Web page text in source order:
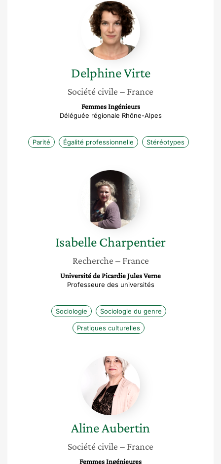
Delphine
Virte
DelphineVirte
Société civile – France
Femmes Ingénieurs
Déléguée régionale Rhône-Alpes
Parité Égalité professionnelle Stéréotypes
Isabelle
Charpentier
IsabelleCharpentier
Recherche – France
Université de Picardie Jules Verne
Professeure des universités
Sociologie Sociologie du genre
Pratiques culturelles
Aline
Aubertin
AlineAubertin
Société civile – France
Femmes Ingénieures